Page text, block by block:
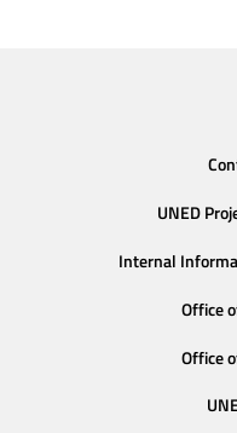
UNED
Internal
Office
Office